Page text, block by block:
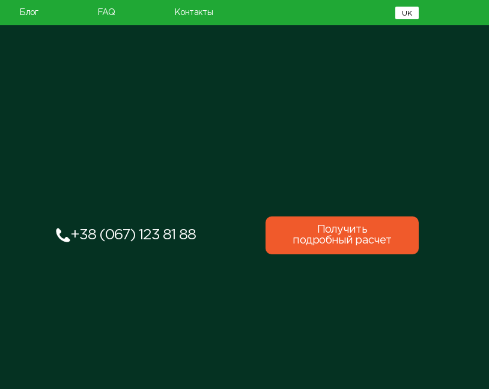
Блог FAQ Контакты UK
+38 (067) 123 81 88
Получить
подробный расчет